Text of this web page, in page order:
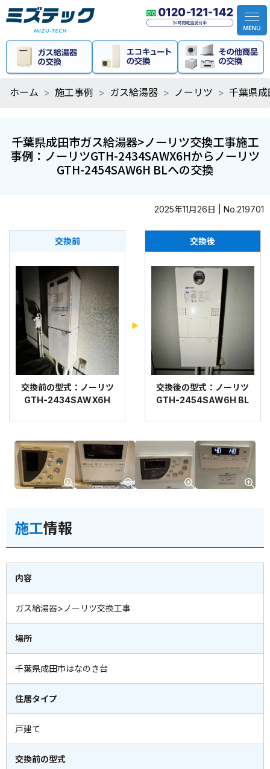
ホーム 施工事例 ガス給湯器 ノーリツ 千葉県
千葉県成田市ガス給湯器>ノーリツ交換工事施工
事例：ノーリツGTH-2434SAWX6Hからノーリツ
GTH-2454SAW6H BLへの交換
2025年11月26日 | No.219701
交換前
交換前の型式：ノーリツ
GTH-2434SAWX6H
交換後
交換後の型式：ノーリツ
GTH-2454SAW6H BL
施工情報
内容
ガス給湯器>ノーリツ交換工事
場所
千葉県成田市はなのき台
住居タイプ
戸建て
交換前の型式